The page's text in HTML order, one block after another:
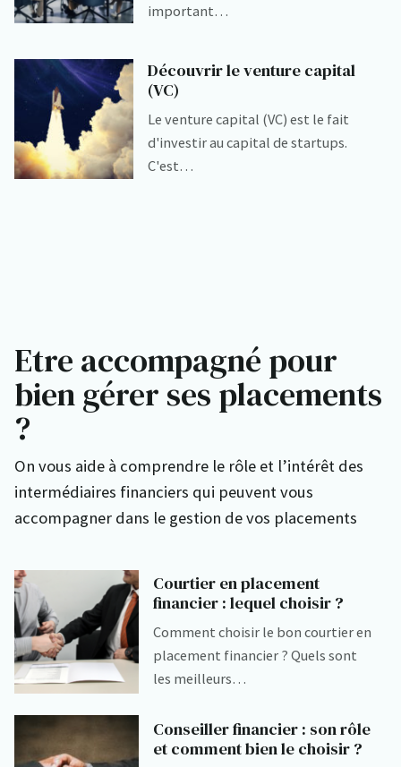
important…
Découvrir le venture capital
(VC)
Le venture capital (VC) est le fait
d'investir au capital de startups.
C'est…
Etre accompagné pour
bien gérer ses placements
?
On vous aide à comprendre le rôle et l’intérêt des
intermédiaires financiers qui peuvent vous
accompagner dans le gestion de vos placements
Courtier en placement
financier : lequel choisir ?
Comment choisir le bon courtier en
placement financier ? Quels sont
les meilleurs…
Conseiller financier : son rôle
et comment bien le choisir ?